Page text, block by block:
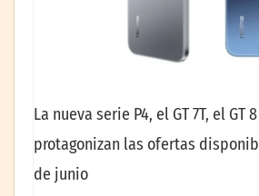
La nueva serie P4, el GT 7T, el GT
protagonizan las ofertas
de junio